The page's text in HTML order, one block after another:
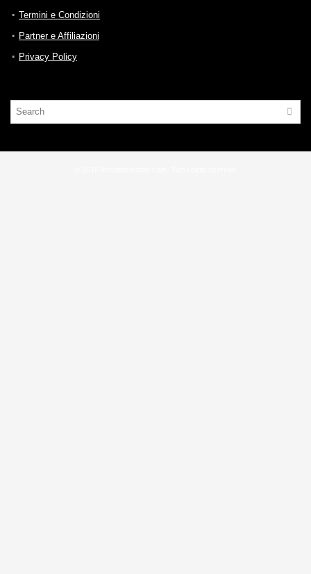
Termini e Condizioni
Partner e Affiliazioni
Privacy Policy